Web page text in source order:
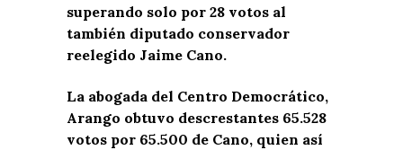
superando solo por 28 votos al
también diputado conservador
reelegido Jaime Cano.
La abogada del Centro Democrático,
Arango obtuvo descrestantes 65.528
votos por 65.500 de Cano, quien así